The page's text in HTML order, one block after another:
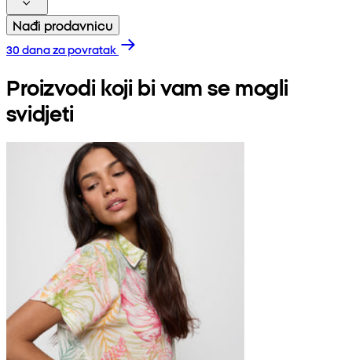
Nađi prodavnicu
30 dana za povratak
Proizvodi koji bi vam se mogli
svidjeti